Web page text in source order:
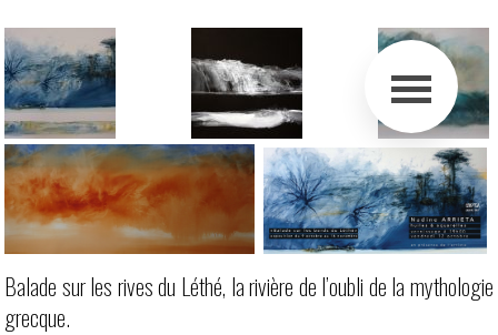
Balade sur les rives du Léthé, la rivière de l’oubli de la mythologie
grecque.